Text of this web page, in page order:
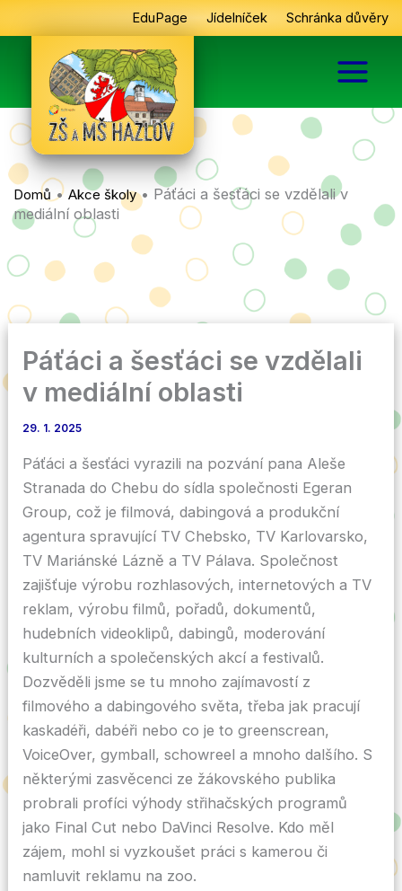
na
EduPage Jídelníček Schránka důvěry
Domů • Akce školy• Páťáci a šesťáci se vzdělali v
mediální oblasti
Páťáci a šesťáci se vzdělali
v mediální oblasti
29. 1. 2025
Páťáci a šesťáci vyrazili na pozvání pana Aleše
Stranada do Chebu do sídla společnosti Egeran
Group, což je filmová, dabingová a produkční
agentura spravující TV Chebsko, TV Karlovarsko,
TV Mariánské Lázně a TV Pálava. Společnost
zajišťuje výrobu rozhlasových, internetových a TV
reklam, výrobu filmů, pořadů, dokumentů,
hudebních videoklipů, dabingů, moderování
kulturních a společenských akcí a festivalů.
Dozvěděli jsme se tu mnoho zajímavostí z
filmového a dabingového světa, třeba jak pracují
kaskadéři, dabéři nebo co je to greenscrean,
VoiceOver, gymball, schowreel a mnoho dalšího. S
některými zasvěcenci ze žákovského publika
probrali profíci výhody střihačských programů
jako Final Cut nebo DaVinci Resolve. Kdo měl
zájem, mohl si vyzkoušet práci s kamerou či
namluvit reklamu na zoo.